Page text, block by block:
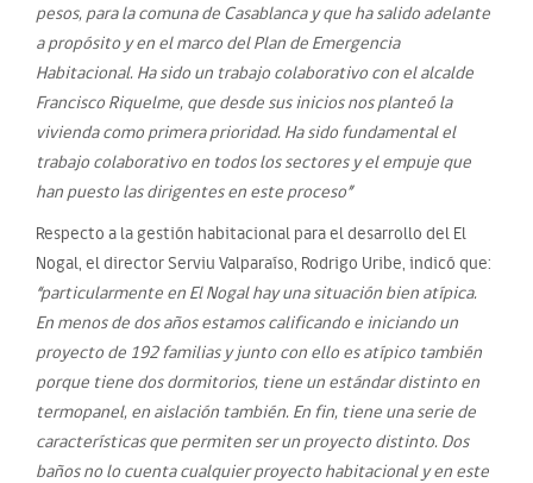
pesos, para la comuna de Casablanca y que ha salido adelante
a propósito y en el marco del Plan de Emergencia
Habitacional. Ha sido un trabajo colaborativo con el alcalde
Francisco Riquelme, que desde sus inicios nos planteó la
vivienda como primera prioridad. Ha sido fundamental el
trabajo colaborativo en todos los sectores y el empuje que
han puesto las dirigentes en este proceso”
Respecto a la gestión habitacional para el desarrollo del El
Nogal, el director Serviu Valparaíso, Rodrigo Uribe, indicó que:
“particularmente en El Nogal hay una situación bien atípica.
En menos de dos años estamos calificando e iniciando un
proyecto de 192 familias y junto con ello es atípico también
porque tiene dos dormitorios, tiene un estándar distinto en
termopanel, en aislación también. En fin, tiene una serie de
características que permiten ser un proyecto distinto. Dos
baños no lo cuenta cualquier proyecto habitacional y en este